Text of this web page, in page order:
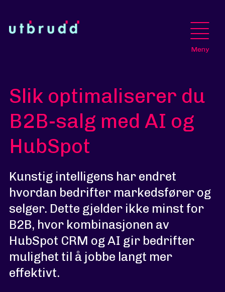
Meny
Slik optimaliserer du
B2B-salg med AI og
HubSpot
Kunstig intelligens har endret
hvordan bedrifter markedsfører og
selger. Dette gjelder ikke minst for
B2B, hvor kombinasjonen av
HubSpot CRM og AI gir bedrifter
mulighet til å jobbe langt mer
effektivt.